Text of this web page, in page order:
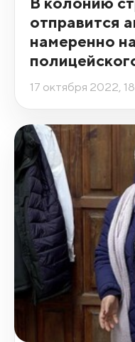
отправится
намеренно
17 октября 2022,